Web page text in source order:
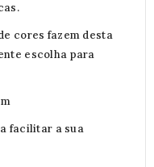
cores fazem desta
escolha para
facilitar a sua